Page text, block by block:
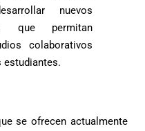
nuevos
que permitan
colaborativos
estudiantes.
se ofrecen actualmente